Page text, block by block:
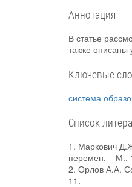
Аннотация
В статье
также описаны
Ключевые
система
Список
1. Маркович
перемен. – М.,
2. Орлов А.А.
11.